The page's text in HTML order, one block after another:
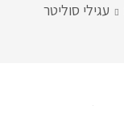
עגילי סוליטר